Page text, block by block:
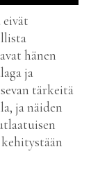
eivät
hänen
ja
tärkeitä
ja näiden